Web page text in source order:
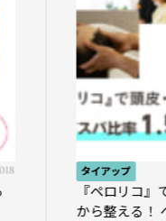
04.01.2026
皮・毛髪環境を土台
ッドスパ比率1.5倍アッ